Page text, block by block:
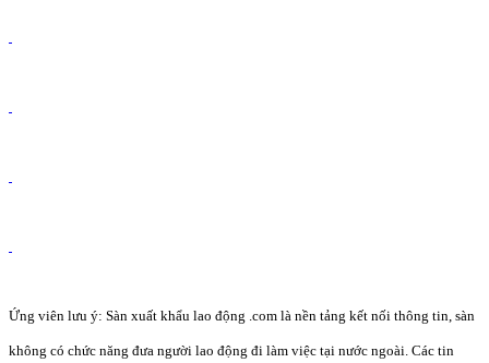
Ứng viên lưu ý: Sàn xuất khẩu lao động .com là nền tảng kết nối thông tin, sàn
không có chức năng đưa người lao động đi làm việc tại nước ngoài. Các tin